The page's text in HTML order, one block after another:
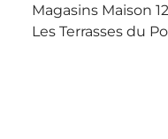
Magasins Maison
Les Terrasses du